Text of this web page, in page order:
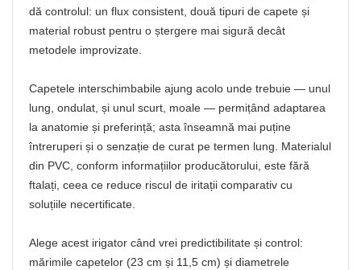
dă controlul: un flux consistent, două tipuri de capete și
material robust pentru o ștergere mai sigură decât
metodele improvizate.
Capetele interschimbabile ajung acolo unde trebuie — unul
lung, ondulat, și unul scurt, moale — permițând adaptarea
la anatomie și preferință; asta înseamnă mai puține
întreruperi și o senzație de curat pe termen lung. Materialul
din PVC, conform informațiilor producătorului, este fără
ftalați, ceea ce reduce riscul de iritații comparativ cu
soluțiile necertificate.
Alege acest irigator când vrei predictibilitate și control:
mărimile capetelor (23 cm și 11,5 cm) și diametrele